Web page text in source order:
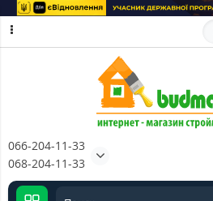
066-204-11-33
068-204-11-33